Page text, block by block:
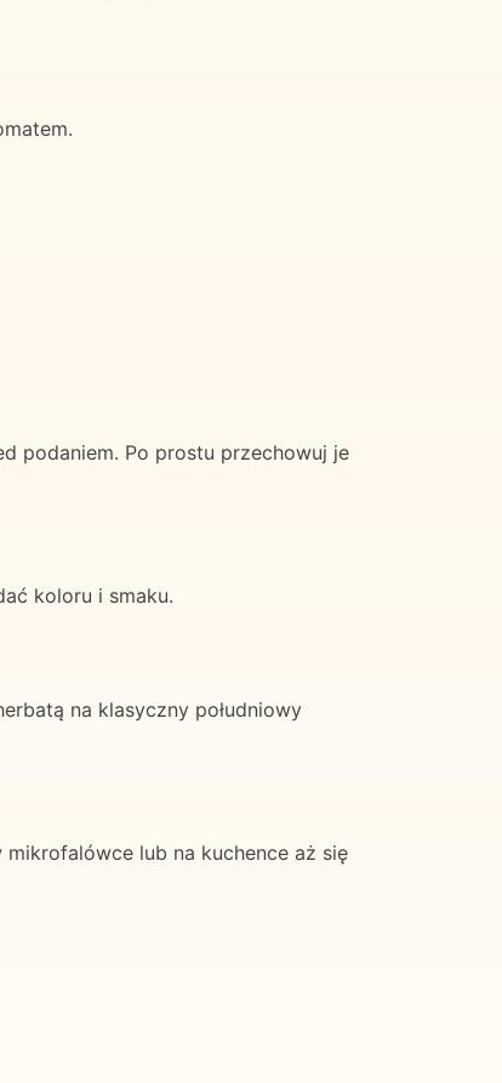
podaniem. Po prostu przechowuj je
koloru i smaku.
na klasyczny południowy
lub na kuchence aż się